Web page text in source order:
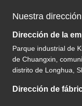
Nuestra dirección
Dirección de la
Parque industrial de
de Chuangxin,
distrito de Longhua,
Dirección de